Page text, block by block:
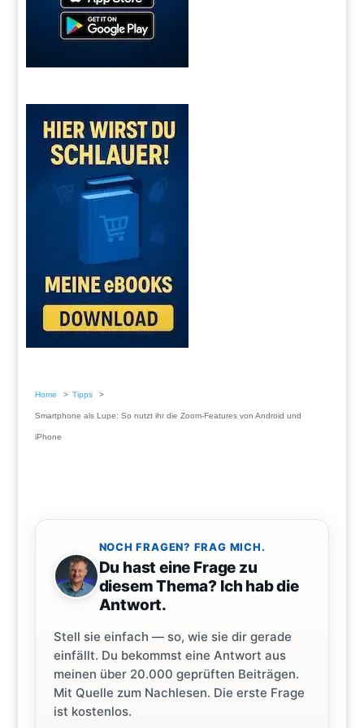
Home Tipps
Smartphone als Lupe: So nutzt ihr die Zoom-Features von Android und
iPhone
NOCH FRAGEN? FRAG MICH.
Du hast eine Frage zu
diesem Thema? Ich hab die
Antwort.
Stell sie einfach — so, wie sie dir gerade
einfällt. Du bekommst eine Antwort aus
meinen über 20.000 geprüften Beiträgen.
Mit Quelle zum Nachlesen. Die erste Frage
ist kostenlos.